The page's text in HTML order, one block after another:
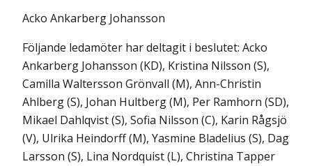
Acko Ankarberg Johansson
Följande ledamöter har deltagit i beslutet: Acko
Ankarberg Johansson (KD), Kristina Nilsson (S),
Camilla Waltersson Grönvall (M), Ann-Christin
Ahlberg (S), Johan Hultberg (M), Per Ramhorn (SD),
Mikael Dahlqvist (S), Sofia Nilsson (C), Karin Rågsjö
(V), Ulrika Heindorff (M), Yasmine Bladelius (S), Dag
Larsson (S), Lina Nordquist (L), Christina Tapper